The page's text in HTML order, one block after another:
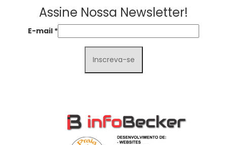
Assine Nossa Newsletter!
E-mail *